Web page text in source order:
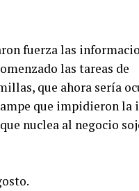
fuerza las
las tareas de
que ahora sería
que impidieron la
nuclea al negocio